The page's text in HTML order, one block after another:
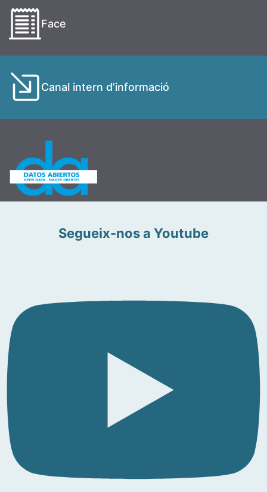
Face
Canal intern d’informació
Segueix-nos a Youtube